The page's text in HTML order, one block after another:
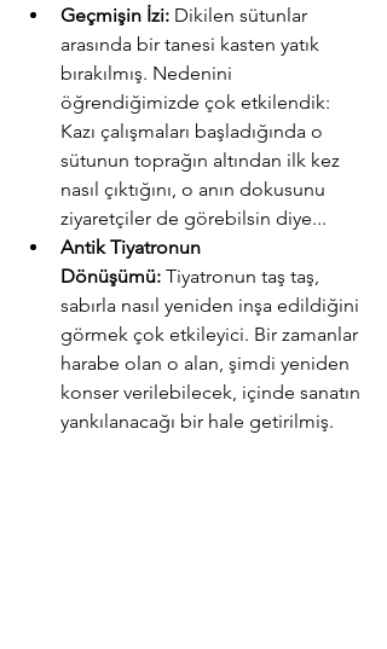
Geçmişin İzi: Dikilen sütunlar
arasında bir tanesi kasten yatık
bırakılmış. Nedenini
öğrendiğimizde çok etkilendik:
Kazı çalışmaları başladığında o
sütunun toprağın altından ilk kez
nasıl çıktığını, o anın dokusunu
ziyaretçiler de görebilsin diye...
Antik Tiyatronun
Dönüşümü: Tiyatronun taş taş,
sabırla nasıl yeniden inşa edildiğini
görmek çok etkileyici. Bir zamanlar
harabe olan o alan, şimdi yeniden
konser verilebilecek, içinde sanatın
yankılanacağı bir hale getirilmiş.